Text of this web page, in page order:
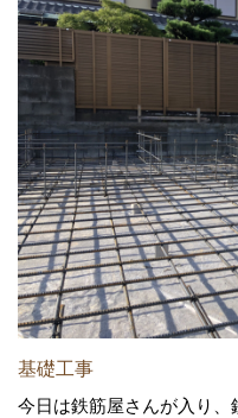
基礎工事
今日は鉄筋屋さんが入り、